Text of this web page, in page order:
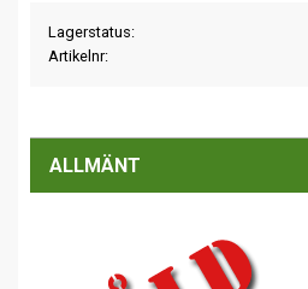
Lagerstatus
Artikelnr
ALLMÄNT